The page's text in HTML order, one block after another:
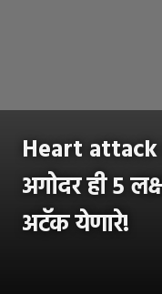
Heart attack
अगोदर ही 5
अटॅक येणारे!